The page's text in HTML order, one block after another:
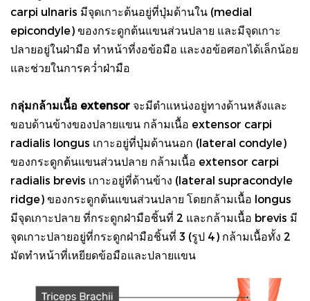
carpi ulnaris มีจุดเกาะต้นอยู่ที่ปุ่มด้านใน (medial
epicondyle) ของกระดูกต้นแขนส่วนปลาย และมีจุดเกาะ
ปลายอยู่ในฝ่ามือ ทำหน้าที่งอข้อมือ และงอข้อศอกได้เล็กน้อย
และช่วยในการคว่ำฝ่ามือ
กลุ่มกล้ามเนื้อ extensor จะมีตำแหน่งอยู่ทางด้านหลังและ
ขอบด้านข้างของปลายแขน กล้ามเนื้อ extensor carpi
radialis longus เกาะอยู่ที่ปุ่มด้านนอก (lateral condyle)
ของกระดูกต้นแขนส่วนปลาย กล้ามเนื้อ extensor carpi
radialis brevis เกาะอยู่ที่ด้านข้าง (lateral supracondyle
ridge) ของกระดูกต้นแขนส่วนปลาย โดยกล้ามเนื้อ longus
มีจุดเกาะปลาย ที่กระดูกฝ่ามือชิ้นที่ 2 และกล้ามเนื้อ brevis มี
จุดเกาะปลายอยู่ที่กระดูกฝ่ามือชิ้นที่ 3 (รูป 4) กล้ามเนื้อทั้ง 2
มัดทำหน้าที่เหยียดข้อมือและปลายแขน